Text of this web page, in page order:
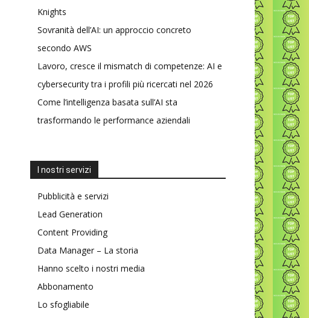
Knights
Sovranità dell’AI: un approccio concreto
secondo AWS
Lavoro, cresce il mismatch di competenze: AI e
cybersecurity tra i profili più ricercati nel 2026
Come l’intelligenza basata sull’AI sta
trasformando le performance aziendali
I nostri servizi
Pubblicità e servizi
Lead Generation
Content Providing
Data Manager – La storia
Hanno scelto i nostri media
Abbonamento
Lo sfogliabile